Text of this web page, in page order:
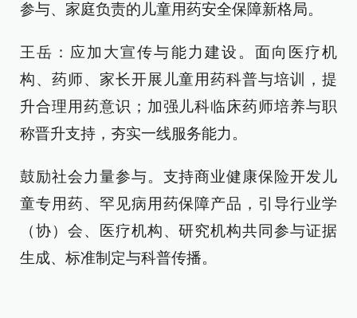
参与、家庭负责的儿童用药安全保障新格局。
王岳：应加大宣传与能力建设。面向医疗机
构、药师、家长开展儿童用药科普与培训，提
升合理用药意识；加强儿科临床药师培养与职
称晋升支持，夯实一线服务能力。
鼓励社会力量参与。支持商业健康保险开发儿
童专用药、罕见病用药保障产品，引导行业学
（协）会、医疗机构、研究机构共同参与证据
生成、标准制定与科普传播。